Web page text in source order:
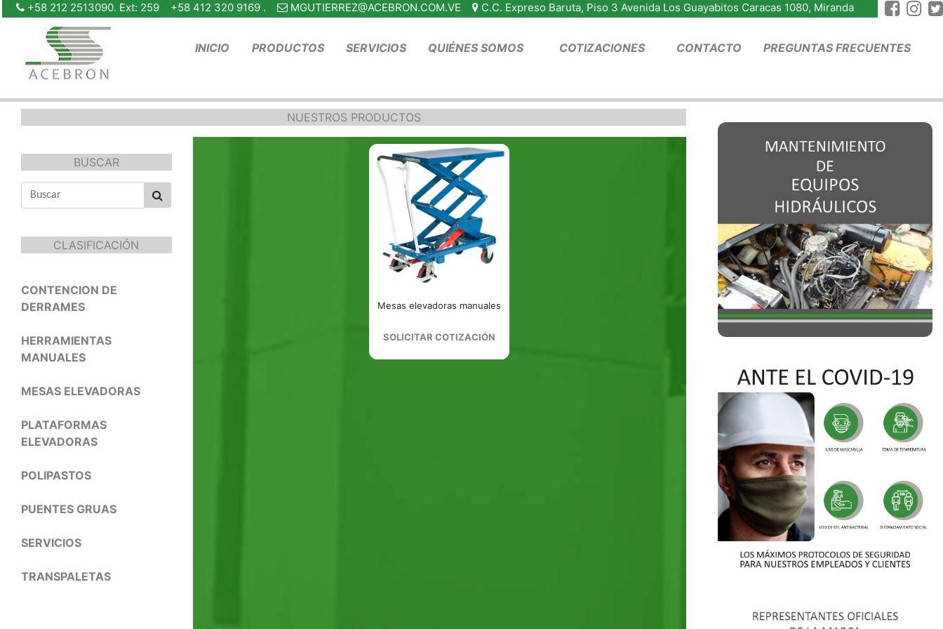
+58 212 2513090. Ext: 259 +58 412 320 9169 . MGUTIERREZ@ACEBRON.COM.VE C.C. Expreso Baruta, Piso 3 Avenida Los Guayabitos Caracas 1080, Miranda
INICIO PRODUCTOS SERVICIOS QUIÉNES SOMOS COTIZACIONES CONTACTO PREGUNTAS FRECUENTES
NUESTROS PRODUCTOS
BUSCAR
CLASIFICACIÓN
CONTENCION DE
DERRAMES
HERRAMIENTAS
MANUALES
MESAS ELEVADORAS
PLATAFORMAS
ELEVADORAS
POLIPASTOS
PUENTES GRUAS
SERVICIOS
TRANSPALETAS
Mesas elevadoras manuales
SOLICITAR COTIZACIÓN